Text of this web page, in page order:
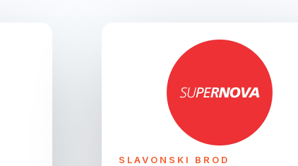
SLAVONSKI BROD